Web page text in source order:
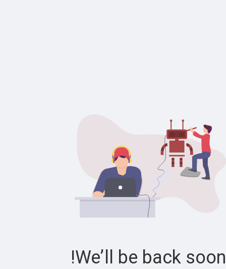
We’ll be back soon!